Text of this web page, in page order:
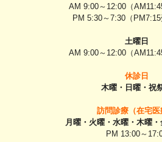
AM 9:00～12:00（
PM 5:30～7:30（PM7:15
土曜日
AM 9:00～12:00（
休診日
木曜・日曜・祝
訪問診療（在宅医
月曜・火曜・水曜・木曜・
PM 13:00～